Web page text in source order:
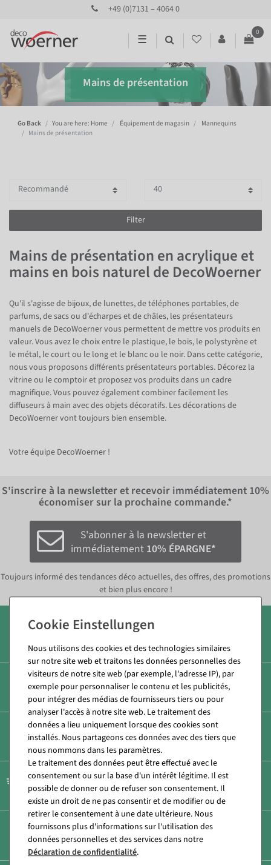
+49 (0)7131 – 4064 0
☰
0
Mains de présentation
Go Back You are here: Home Équipement de magasin
Mannequins
Mains de présentation
Filter
Mains de présentation en acrylique et
mains en bois naturel de DecoWoerner
Qu'il s'agisse de bijoux, de lunettes, de téléphones portables, de
parfums, de sacs ou d'écharpes et de châles, les présentateurs
manuels de DecoWoerner vous permettent de mettre vos produits en
valeur. Vous avez le choix entre le plastique, le bois, le polystyrène et
le métal, le court ou le long et le blanc ou le noir. Dans cette catégorie,
nous vous proposons différents présentateurs portables. Décorez la
vitrine ou le comptoir et proposez vos produits dans un cadre
magnifique. Vous pouvez également combiner facilement les
diffuseurs à main avec des objets décoratifs. Les décorations de
DecoWoerner vont toujours bien ensemble.
Votre équipe DecoWoerner !
S'inscrire à la newsletter et recevoir immédiatement 10%
économiser sur la prochaine commande.*
S'abonner à la newsletter et
immédiatement 10% ÉPARGNE*
Toujours informé des tendances déco actuelles, des offres, des promotions
et bien plus encore !
Paiement rapide et sécurisé
Frais d'expédition réduits
Expédition rapide
Consultation personnelle
+49 (0) 71 31 40 64 0
Nous utilisons des cookies et des technologies similaires
sur notre site web et traitons les données personnelles des
visiteurs de notre site web (par exemple, l'adresse IP), par
exemple pour personnaliser le contenu et les publicités,
pour intégrer des médias de fournisseurs tiers ou pour
analyser l'accès à notre site web. Le traitement des
données a lieu uniquement lorsque des cookies sont
installés. Nous partageons ces données avec des tiers que
nous nommons dans les paramètres.
Le traitement des données peut être effectué avec le
consentement ou sur la base d'un intérêt légitime. Il est
possible de donner ou de refuser son consentement. Il
existe un droit de ne pas consentir et de modifier ou de
retirer le consentement à une date ultérieure. Nous
fournissons plus d'informations sur l'utilisation des
données personnelles et des services dans notre
Déclaration de confidentialité.